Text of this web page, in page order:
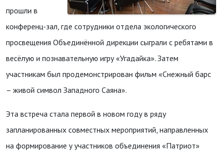
прошли в
конференц-зал, где сотрудники отдела экологического
просвещения Объединённой дирекции сыграли с ребятами в
весёлую и познавательную игру «Угадайка». Затем
участникам был продемонстрирован фильм «Снежный барс
– живой символ Западного Саяна».
Эта встреча стала первой в новом году в ряду
запланированных совместных мероприятий, направленных
на формирование у участников объединения «Патриот»